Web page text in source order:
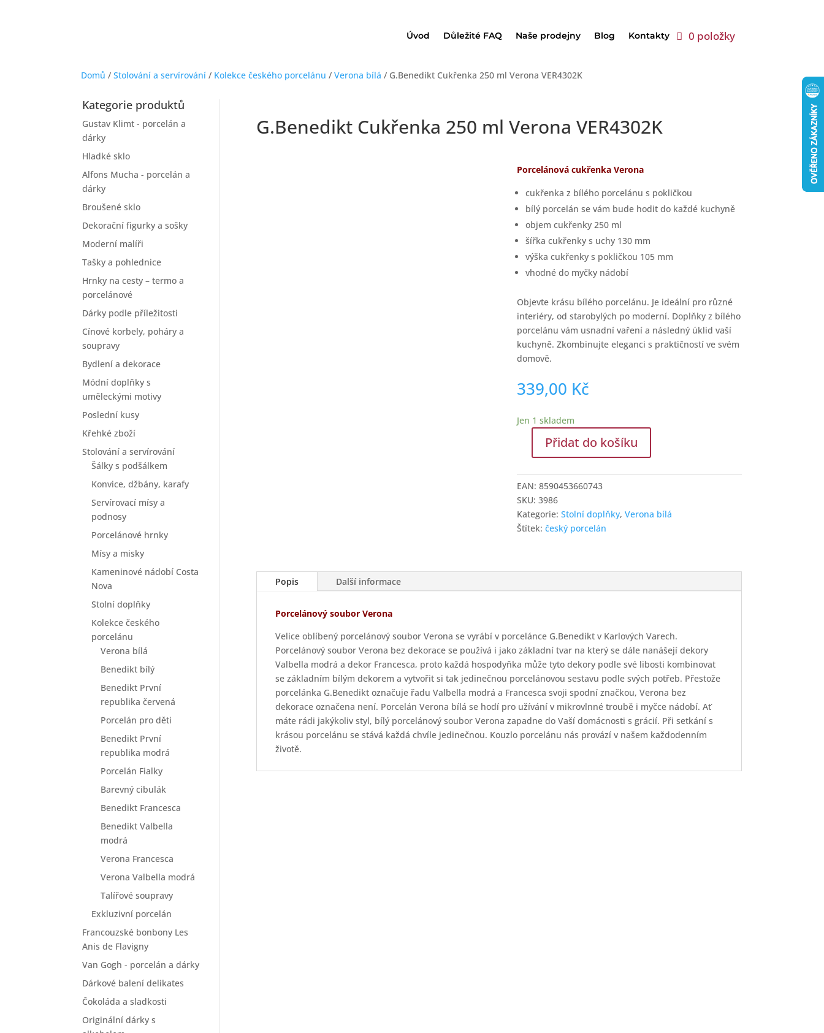
Úvod Důležité FAQ Naše prodejny Blog Kontakty 0 položky
Domů / Stolování a servírování / Kolekce českého porcelánu / Verona bílá / G.Benedikt Cukřenka 250 ml Verona VER4302K
Kategorie produktů
Gustav Klimt - porcelán a
dárky
Hladké sklo
Alfons Mucha - porcelán a
dárky
Broušené sklo
Dekorační figurky a sošky
Moderní malíři
Tašky a pohlednice
Hrnky na cesty – termo a
porcelánové
Dárky podle příležitosti
Cínové korbely, poháry a
soupravy
Bydlení a dekorace
Módní doplňky s
uměleckými motivy
Poslední kusy
Křehké zboží
Stolování a servírování
Šálky s podšálkem
Konvice, džbány, karafy
Servírovací mísy a
podnosy
Porcelánové hrnky
Mísy a misky
Kameninové nádobí Costa
Nova
Stolní doplňky
Kolekce českého
porcelánu
Verona bílá
Benedikt bílý
Benedikt První
republika červená
Porcelán pro děti
Benedikt První
republika modrá
Porcelán Fialky
Barevný cibulák
Benedikt Francesca
Benedikt Valbella
modrá
Verona Francesca
Verona Valbella modrá
Talířové soupravy
Exkluzivní porcelán
Francouzské bonbony Les
Anis de Flavigny
Van Gogh - porcelán a dárky
Dárkové balení delikates
Čokoláda a sladkosti
Originální dárky s
G.Benedikt Cukřenka 250 ml Verona VER4302K
Porcelánová cukřenka Verona
cukřenka z bílého porcelánu s pokličkou
bílý porcelán se vám bude hodit do každé kuchyně
objem cukřenky 250 ml
šířka cukřenky s uchy 130 mm
výška cukřenky s pokličkou 105 mm
vhodné do myčky nádobí
Objevte krásu bílého porcelánu. Je ideální pro různé
interiéry, od starobylých po moderní. Doplňky z bílého
porcelánu vám usnadní vaření a následný úklid vaší
kuchyně. Zkombinujte eleganci s praktičností ve svém
domově.
339,00 Kč
Jen 1 skladem
G.Benedikt
250
ml
Verona
VER4302K
množství
Přidat do košíku
EAN:8590453660743
SKU:3986
Kategorie:Stolní doplňky,Verona bílá
Štítek:český porcelán
Popis Další informace
Porcelánový soubor Verona
Velice oblíbený porcelánový soubor Verona se vyrábí v porcelánce G.Benedikt v Karlových Varech.
Porcelánový soubor Verona bez dekorace se používá i jako základní tvar na který se dále nanášejí dekory
Valbella modrá a dekor Francesca, proto každá hospodyňka může tyto dekory podle své libosti kombinovat
se základním bílým dekorem a vytvořit si tak jedinečnou porcelánovou sestavu podle svých potřeb. Přestože
porcelánka G.Benedikt označuje řadu Valbella modrá a Francesca svoji spodní značkou, Verona bez
dekorace označena není. Porcelán Verona bílá se hodí pro užívání v mikrovlnné troubě i myčce nádobí. Ať
máte rádi jakýkoliv styl, bílý porcelánový soubor Verona zapadne do Vaší domácnosti s grácií. Při setkání s
krásou porcelánu se stává každá chvíle jedinečnou. Kouzlo porcelánu nás provází v našem každodenním
životě.